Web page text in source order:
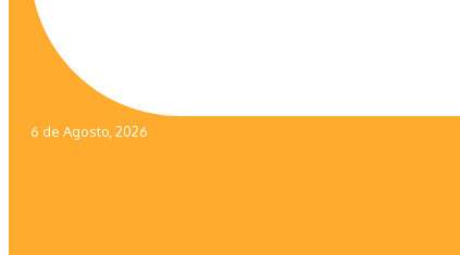
6 de Agosto, 2026